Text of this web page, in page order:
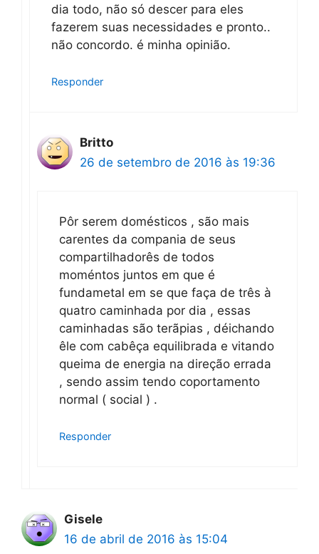
dia todo, não só descer para eles
fazerem suas necessidades e pronto..
não concordo. é minha opinião.
Responder
Britto
26 de setembro de 2016 às 19:36
Pôr serem domésticos , são mais
carentes da compania de seus
compartilhadorês de todos
moméntos juntos em que é
fundametal em se que faça de três à
quatro caminhada por dia , essas
caminhadas são terãpias , déichando
êle com cabêça equilibrada e vitando
queima de energia na direção errada
, sendo assim tendo coportamento
normal ( social ) .
Responder
Gisele
16 de abril de 2016 às 15:04